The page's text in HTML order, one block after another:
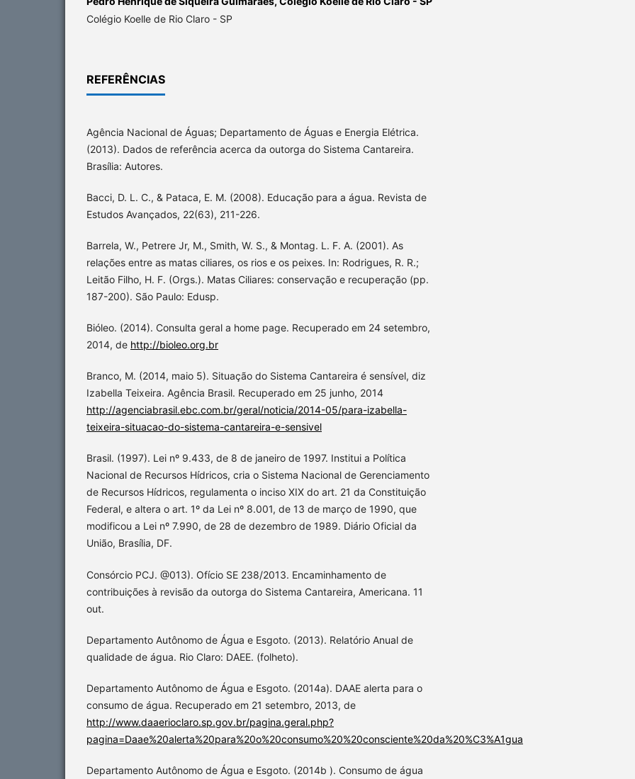
Colégio Koelle de Rio Claro - SP
REFERÊNCIAS
Agência Nacional de Águas; Departamento de Águas e Energia Elétrica.
(2013). Dados de referência acerca da outorga do Sistema Cantareira.
Brasília: Autores.
Bacci, D. L. C., & Pataca, E. M. (2008). Educação para a água. Revista de
Estudos Avançados, 22(63), 211-226.
Barrela, W., Petrere Jr, M., Smith, W. S., & Montag. L. F. A. (2001). As
relações entre as matas ciliares, os rios e os peixes. In: Rodrigues, R. R.;
Leitão Filho, H. F. (Orgs.). Matas Ciliares: conservação e recuperação (pp.
187-200). São Paulo: Edusp.
Bióleo. (2014). Consulta geral a home page. Recuperado em 24 setembro,
2014, de http://bioleo.org.br
Branco, M. (2014, maio 5). Situação do Sistema Cantareira é sensível, diz
Izabella Teixeira. Agência Brasil. Recuperado em 25 junho, 2014
http://agenciabrasil.ebc.com.br/geral/noticia/2014-05/para-izabella-
teixeira-situacao-do-sistema-cantareira-e-sensivel
Brasil. (1997). Lei nº 9.433, de 8 de janeiro de 1997. Institui a Política
Nacional de Recursos Hídricos, cria o Sistema Nacional de Gerenciamento
de Recursos Hídricos, regulamenta o inciso XIX do art. 21 da Constituição
Federal, e altera o art. 1º da Lei nº 8.001, de 13 de março de 1990, que
modificou a Lei nº 7.990, de 28 de dezembro de 1989. Diário Oficial da
União, Brasília, DF.
Consórcio PCJ. @013). Ofício SE 238/2013. Encaminhamento de
contribuições à revisão da outorga do Sistema Cantareira, Americana. 11
out.
Departamento Autônomo de Água e Esgoto. (2013). Relatório Anual de
qualidade de água. Rio Claro: DAEE. (folheto).
Departamento Autônomo de Água e Esgoto. (2014a). DAAE alerta para o
consumo de água. Recuperado em 21 setembro, 2013, de
http://www.daaerioclaro.sp.gov.br/pagina.geral.php?
pagina=Daae%20alerta%20para%20o%20consumo%20%20consciente%20da%20%C3%A1gua
Departamento Autônomo de Água e Esgoto. (2014b ). Consumo de água